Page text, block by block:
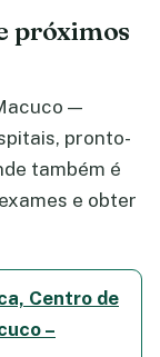
próximos
—
pronto-
também é
e obter
Centro de
–